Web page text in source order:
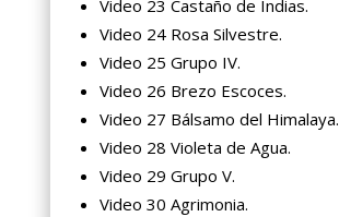
Video 23 Castaño de Indias.
Video 24 Rosa Silvestre.
Video 25 Grupo IV.
Video 26 Brezo Escoces.
Video 27 Bálsamo del Himalaya.
Video 28 Violeta de Agua.
Video 29 Grupo V.
Video 30 Agrimonia.